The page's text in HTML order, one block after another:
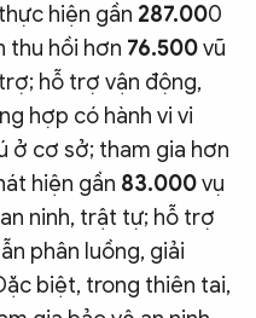
hiện gần 287.000
thu hồi hơn 76.500vũ
hỗ trợ vận động,
hợp có hành vi vi
ở cơ sở; tham gia hơn
hiện gần 83.000vụ
ninh, trật tự; hỗ trợ
phân luồng, giải
biệt, trong thiên tai,